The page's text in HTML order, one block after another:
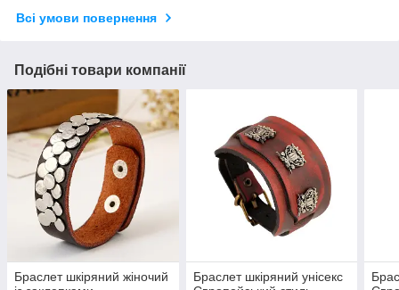
Всі умови повернення
Подібні товари компанії
Браслет шкіряний жіночий
Браслет шкіряний унісекс